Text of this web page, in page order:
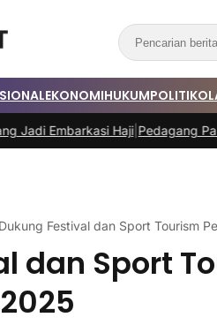
EKONOMIHUKUMPOLITIK
Haji|Pedagang Pasar
Festival dan Sport Tourism
dan Sport